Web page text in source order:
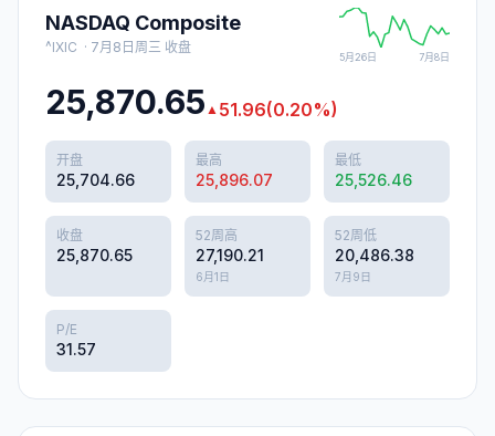
NASDAQ Composite
^IXIC · 7月8日周三 收盘
5月26日 7月8日
25,870.65 ▲ 51.96(0.20%)
开盘
25,704.66
最高
25,896.07
最低
25,526.46
收盘
25,870.65
52周高
27,190.21
6月1日
52周低
20,486.38
7月9日
P/E
31.57